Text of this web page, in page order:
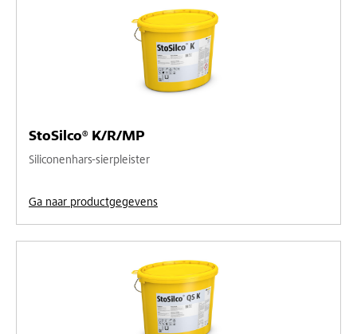
StoSilco® K/R/MP
Siliconenhars-sierpleister
Ga naar productgegevens